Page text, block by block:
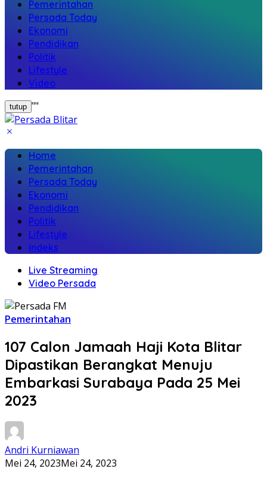
Pemerintahan
Persada Today
Ekonomi
Pendidikan
Politik
Lifestyle
Video
tutup ""
Home
Pemerintahan
Persada Today
Ekonomi
Pendidikan
Politik
Lifestyle
Indeks
Live Streaming
Video Persada
Pemerintahan
107 Calon Jamaah Haji Kota Blitar
Dipastikan Berangkat Menuju
Embarkasi Surabaya Pada 25 Mei
2023
Andri Kurniawan
Mei 24, 2023Mei 24, 2023